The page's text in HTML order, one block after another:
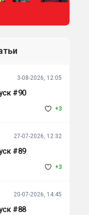
3-08-2026, 12:05
#90
+3
27-07-2026, 12:32
#89
+3
20-07-2026, 14:45
#88